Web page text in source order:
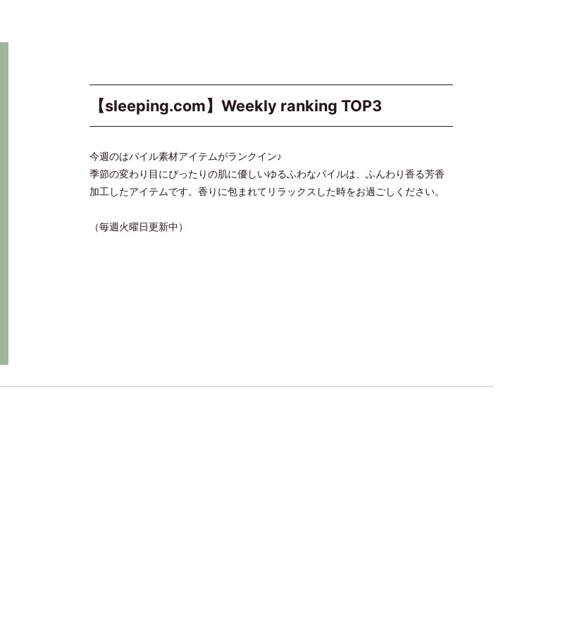
【sleeping.com】Weekly ranking TOP3
今週のはパイル素材アイテムがランクイン♪
季節の変わり目にぴったりの肌に優しいゆるふわなパイルは、ふんわり香る芳香
加工したアイテムです。香りに包まれてリラックスした時をお過ごしください。
（毎週火曜日更新中）